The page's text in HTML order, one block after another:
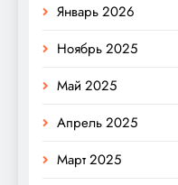
Январь 2026
Ноябрь 2025
Май 2025
Апрель 2025
Март 2025